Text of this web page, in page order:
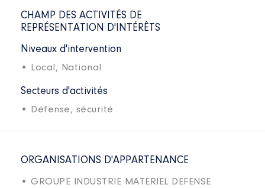
CHAMP DES ACTIVITÉS DE
REPRÉSENTATION D'INTÉRÊTS
Niveaux d'intervention
• Local, National
Secteurs d'activités
• Défense, sécurité
ORGANISATIONS D'APPARTENANCE
• GROUPE INDUSTRIE MATERIEL DEFENSE